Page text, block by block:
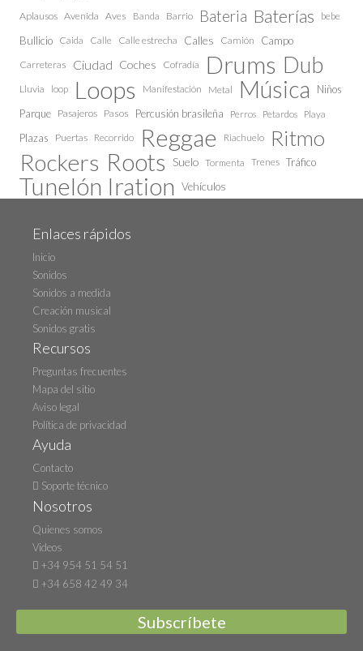
Aplausos Avenida Aves Banda Barrio Bateria Baterías bebe
Bullicio Caida Calle Calle estrecha Calles Camión Campo
Carreteras Ciudad Coches Cofradía Drums Dub
Lluvia loop Loops Manifestación Metal Música
Niños
Parque Pasajeros Pasos Percusión brasileña Perros Petardos Playa
Plazas Puertas Recorrido Reggae Riachuelo Ritmo
Rockers Roots Suelo Tormenta Trenes Tráfico
Tunelón Iration Vehículos
Enlaces rápidos
Inicio
Sonidos
Sonidos a medida
Creación musical
Sonidos gratis
Recursos
Preguntas frecuentes
Mapa del sitio
Aviso legal
Política de privacidad
Ayuda
Contacto
Soporte técnico
Nosotros
Quienes somos
Videos
+34 954 51 54 51
+34 658 42 49 34
Subscríbete